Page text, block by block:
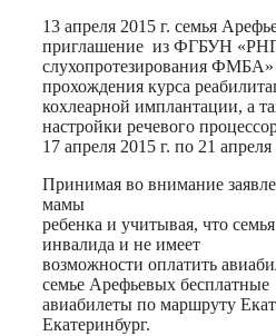
13 апреля 2015 г. семья
приглашение из ФГБУН
слухопротезирования ФМБА»
прохождения курса
кохлеарной имплантации, а
настройки речевого
17 апреля 2015 г. по 21 апреля
Принимая во внимание
мамы
ребенка и учитывая, что
инвалида и не имеет
возможности оплатить
семье Арефьевых бесплатные
авиабилеты по маршруту
Екатеринбург.